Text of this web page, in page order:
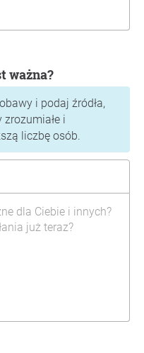
ważna?
i podaj źródła,
zrozumiałe i
liczbę osób.